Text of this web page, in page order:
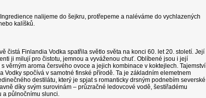
nalijeme do šejkru, protřepeme a naléváme do vychlazených
kalíšků.
čistá Finlandia Vodka spatřila světlo světa na konci 60. let 20. století. Její
ji milují pro čistotu, jemnou a vyváženou chuť. Oblíbené jsou i její
věrným aroma čersvého ovoce a jejich kombinace v koktejlech. Tajemství
Vodky spočívá v samotné finské přírodě. Ta je základním elemetnem
destilátu, který je spjat s romanticky drsným podnebím severské
díky svým surovinám – průzračné ledovcové vodě, šestiřadému
a půlnočnímu slunci.